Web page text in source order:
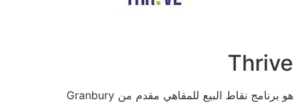
Thrive
هو برنامج نقاط البيع للمقاهي مقدم من Granbury